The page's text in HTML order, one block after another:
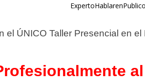
el ÚNICO Taller Presencial en